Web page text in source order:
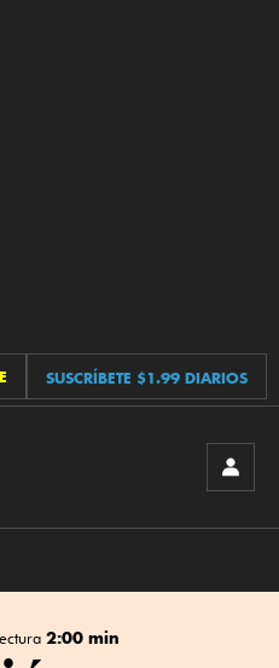
SUSCRÍBETE $1.99 DIARIOS
2:00 min